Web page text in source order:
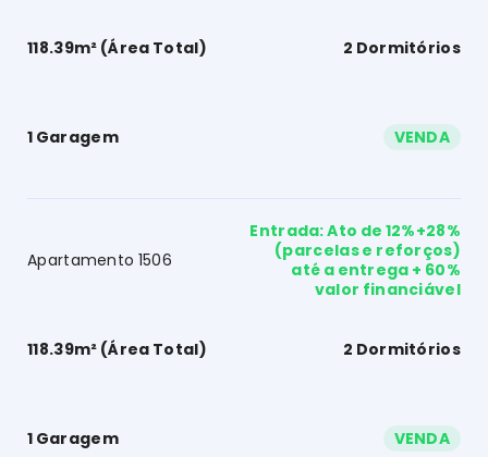
118.39m² (Área Total) 2 Dormitórios
1 Garagem VENDA
Apartamento 1506
118.39m² (Área Total) 2 Dormitórios
1 Garagem
Entrada: Ato de 12%+28%
(parcelas e reforços)
até a entrega + 60%
valor financiável
VENDA